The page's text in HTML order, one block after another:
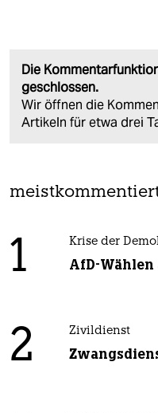
Die
geschlossen.
Wir öffnen die
Artikeln für etwa drei
1 Krise der
AfD-
2 Zivildienst